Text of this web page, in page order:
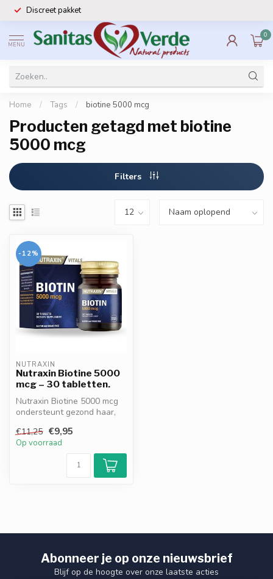
Discreet pakket
MENU
0
Home / Tags / biotine 5000 mcg
Producten getagd met biotine
5000 mcg
Filters
-12%
NUTRAXIN
Nutraxin Biotine 5000
mcg – 30 tabletten.
Nutraxin Biotine 5000 mcg
ondersteunt gezond haar,
vo...
€11,25 €9,95
Op voorraad
Abonneer je op onze nieuwsbrief
Blijf op de hoogte over onze laatste acties